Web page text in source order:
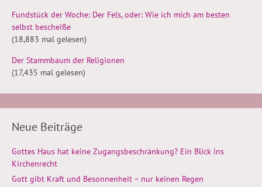
Fundstück der Woche: Der Fels, oder: Wie ich mich am besten
selbst bescheiße
(18,883 mal gelesen)
Der Stammbaum der Religionen
(17,435 mal gelesen)
Neue Beiträge
Gottes Haus hat keine Zugangsbeschränkung? Ein Blick ins
Kirchenrecht
Gott gibt Kraft und Besonnenheit – nur keinen Regen